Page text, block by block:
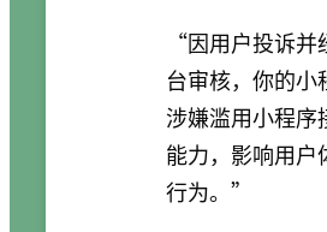
“因用户投诉并
台审核，你的小
涉嫌滥用小程序
能力，影响用户
行为。”